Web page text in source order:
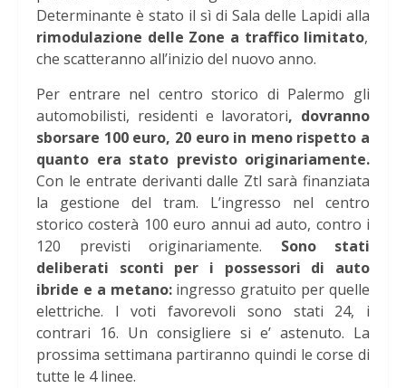
Determinante è stato il sì di Sala delle Lapidi alla
rimodulazione delle Zone a traffico limitato,
che scatteranno all’inizio del nuovo anno.
Per entrare nel centro storico di Palermo gli
automobilisti, residenti e lavoratori, dovranno
sborsare 100 euro, 20 euro in meno rispetto a
quanto era stato previsto originariamente.
Con le entrate derivanti dalle Ztl sarà finanziata
la gestione del tram. L’ingresso nel centro
storico costerà 100 euro annui ad auto, contro i
120 previsti originariamente. Sono stati
deliberati sconti per i possessori di auto
ibride e a metano:ingresso gratuito per quelle
elettriche. I voti favorevoli sono stati 24, i
contrari 16. Un consigliere si e’ astenuto. La
prossima settimana partiranno quindi le corse di
tutte le 4 linee.